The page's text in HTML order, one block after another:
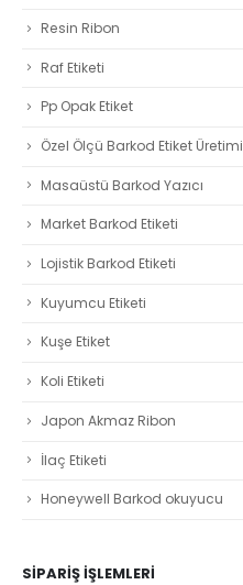
Resin Ribon
Raf Etiketi
Pp Opak Etiket
Özel Ölçü Barkod Etiket Üretimi
Masaüstü Barkod Yazıcı
Market Barkod Etiketi
Lojistik Barkod Etiketi
Kuyumcu Etiketi
Kuşe Etiket
Koli Etiketi
Japon Akmaz Ribon
İlaç Etiketi
Honeywell Barkod okuyucu
SIPARIŞ İŞLEMLERI